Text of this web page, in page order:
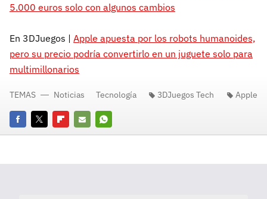
5.000 euros solo con algunos cambios
En 3DJuegos | Apple apuesta por los robots humanoides,
pero su precio podría convertirlo en un juguete solo para
multimillonarios
FacebookTwitterFlipboard
E-
Whatsapp
TEMAS Noticias Tecnología 3DJuegos Tech Apple